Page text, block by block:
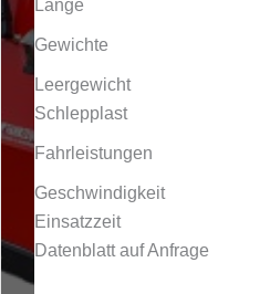
Länge
Gewichte
Leergewicht
Schlepplast
Fahrleistungen
Geschwindigkeit
Einsatzzeit
Datenblatt auf Anfrage